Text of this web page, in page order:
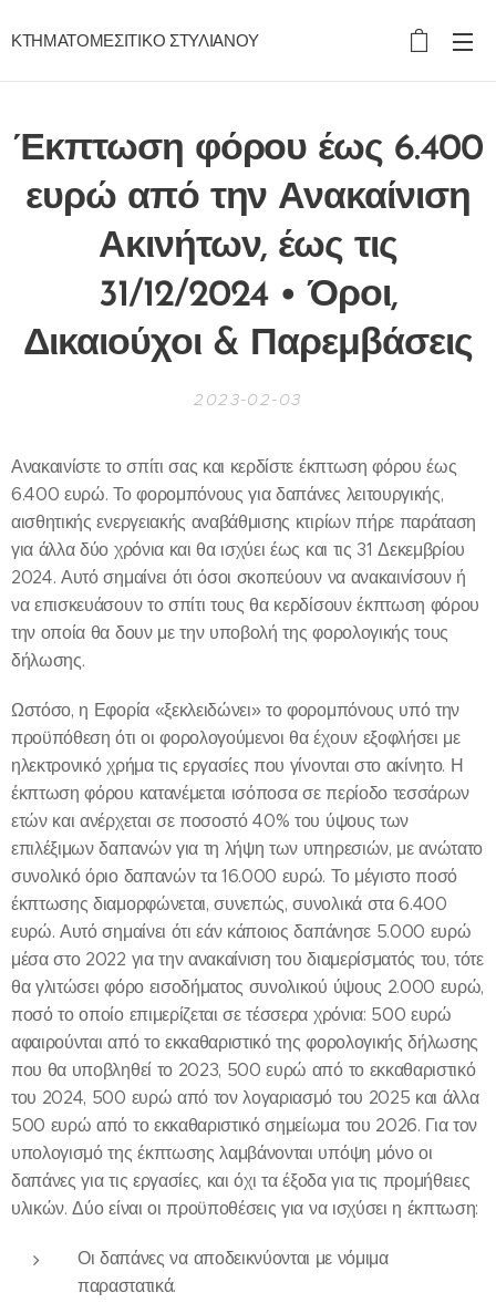
ΚΤΗΜΑΤΟΜΕΣΙΤΙΚΟ ΣΤΥΛΙΑΝΟΥ
Έκπτωση φόρου έως 6.400
ευρώ από την Ανακαίνιση
Ακινήτων, έως τις
31/12/2024 • Όροι,
Δικαιούχοι & Παρεμβάσεις
2023-02-03
Ανακαινίστε το σπίτι σας και κερδίστε έκπτωση φόρου έως
6.400 ευρώ. Το φορομπόνους για δαπάνες λειτουργικής,
αισθητικής ενεργειακής αναβάθμισης κτιρίων πήρε παράταση
για άλλα δύο χρόνια και θα ισχύει έως και τις 31 Δεκεμβρίου
2024. Αυτό σημαίνει ότι όσοι σκοπεύουν να ανακαινίσουν ή
να επισκευάσουν το σπίτι τους θα κερδίσουν έκπτωση φόρου
την οποία θα δουν με την υποβολή της φορολογικής τους
δήλωσης.
Ωστόσο, η Εφορία «ξεκλειδώνει» το φορομπόνους υπό την
προϋπόθεση ότι οι φορολογούμενοι θα έχουν εξοφλήσει με
ηλεκτρονικό χρήμα τις εργασίες που γίνονται στο ακίνητο. Η
έκπτωση φόρου κατανέμεται ισόποσα σε περίοδο τεσσάρων
ετών και ανέρχεται σε ποσοστό 40% του ύψους των
επιλέξιμων δαπανών για τη λήψη των υπηρεσιών, με ανώτατο
συνολικό όριο δαπανών τα 16.000 ευρώ. Το μέγιστο ποσό
έκπτωσης διαμορφώνεται, συνεπώς, συνολικά στα 6.400
ευρώ. Αυτό σημαίνει ότι εάν κάποιος δαπάνησε 5.000 ευρώ
μέσα στο 2022 για την ανακαίνιση του διαμερίσματός του, τότε
θα γλιτώσει φόρο εισοδήματος συνολικού ύψους 2.000 ευρώ,
ποσό το οποίο επιμερίζεται σε τέσσερα χρόνια: 500 ευρώ
αφαιρούνται από το εκκαθαριστικό της φορολογικής δήλωσης
που θα υποβληθεί το 2023, 500 ευρώ από το εκκαθαριστικό
του 2024, 500 ευρώ από τον λογαριασμό του 2025 και άλλα
500 ευρώ από το εκκαθαριστικό σημείωμα του 2026. Για τον
υπολογισμό της έκπτωσης λαμβάνονται υπόψη μόνο οι
δαπάνες για τις εργασίες, και όχι τα έξοδα για τις προμήθειες
υλικών. Δύο είναι οι προϋποθέσεις για να ισχύσει η έκπτωση:
Οι δαπάνες να αποδεικνύονται με νόμιμα
παραστατικά.